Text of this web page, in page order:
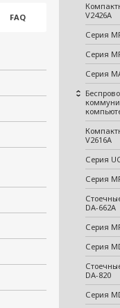
V2426A
Серия
Серия
Серия
V2616A
Серия
Серия
DA-662A
Серия
Серия
DA-820
Серия
FAQ